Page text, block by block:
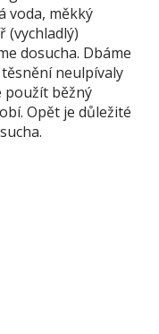
voda, měkký
(vychladlý)
dosucha. Dbáme
neulpívaly
použít běžný
Opět je důležité